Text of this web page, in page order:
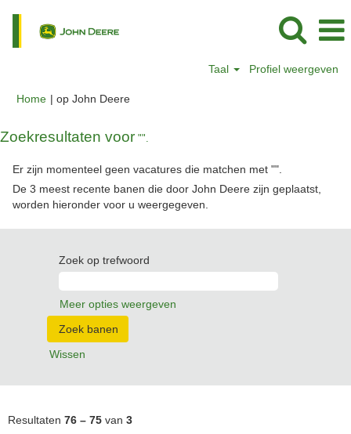
Taal Profiel weergeven
Home | op John Deere(huidige
Zoekresultaten voor "".
Er zijn momenteel geen vacatures die matchen met "".
De 3 meest recente banen die door John Deere zijn geplaatst,
worden hieronder voor u weergegeven.
Zoek op trefwoord
Meer opties weergeven
Wissen
Resultaten 76 – 75 van 3